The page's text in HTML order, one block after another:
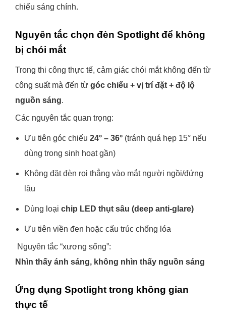
chiếu sáng chính.
Nguyên tắc chọn đèn Spotlight để không
bị chói mắt
Trong thi công thực tế, cảm giác chói mắt không đến từ
công suất mà đến từ góc chiếu + vị trí đặt + độ lộ
nguồn sáng.
Các nguyên tắc quan trọng:
Ưu tiên góc chiếu 24° – 36° (tránh quá hẹp 15° nếu
dùng trong sinh hoạt gần)
Không đặt đèn rọi thẳng vào mắt người ngồi/đứng
lâu
Dùng loại chip LED thụt sâu (deep anti-glare)
Ưu tiên viền đen hoặc cấu trúc chống lóa
Nguyên tắc “xương sống”:
Nhìn thấy ánh sáng, không nhìn thấy nguồn sáng
Ứng dụng Spotlight trong không gian
thực tế